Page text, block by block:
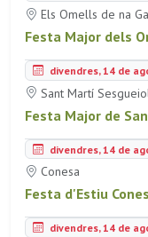
Els Omells de na
Festa Major dels
divendres, 14 de
Sant Martí
Festa Major de
divendres, 14 de
Conesa
Festa d'Estiu
divendres, 14 de